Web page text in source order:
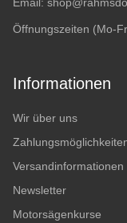
Öffnungszeiten (Mo-
Informationen
Wir über uns
Versandinformationen
Newsletter
Motorsägenkurse